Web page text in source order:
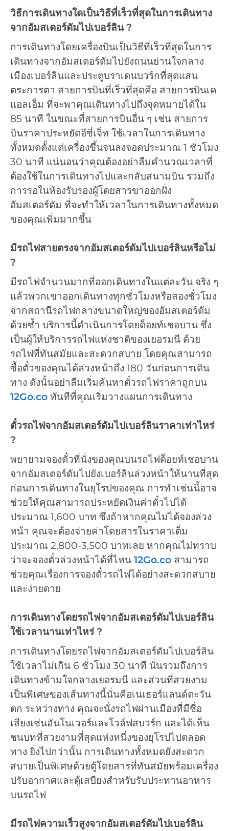
วิธีการเดินทางใดเป็นวิธีที่เร็วที่สุดในการเดินทาง
จากอัมสเตอร์ดัมไปเบอร์ลิน ?
การเดินทางโดยเครื่องบินเป็นวิธีที่เร็วที่สุดในการ
เดินทางจากอัมสเตอร์ดัมไปยังถนนย่านใจกลาง
เมืองเบอร์ลินและประตูบราเดนบวร์กที่สุดแสน
ตระการตา สายการบินที่เร็วที่สุดคือ สายการบินเค
แอลเอ็ม ที่จะพาคุณเดินทางไปถึงจุดหมายได้ใน
85 นาที ในขณะที่สายการบินอื่น ๆ เช่น สายการ
บินราคาประหยัดอีซี่เจ็ท ใช้เวลาในการเดินทาง
ทั้งหมดตั้งแต่เครื่องขึ้นจนลงจอดประมาณ 1 ชั่วโมง
30 นาที แน่นอนว่าคุณต้องอย่าลืมคำนวณเวลาที่
ต้องใช้ในการเดินทางไปและกลับสนามบิน รวมถึง
การรอในห้องรับรองผู้โดยสารขาออกฝั่ง
อัมสเตอร์ดัม ที่จะทำให้เวลาในการเดินทางทั้งหมด
ของคุณเพิ่มมากขึ้น
มีรถไฟสายตรงจากอัมสเตอร์ดัมไปเบอร์ลินหรือไม่
?
มีรถไฟจำนวนมากที่ออกเดินทางในแต่ละวัน จริง ๆ
แล้วพวกเขาออกเดินทางทุกชั่วโมงหรือสองชั่วโมง
จากสถานีรถไฟกลางขนาดใหญ่ของอัมสเตอร์ดัม
ด้วยซ้ำ บริการนี้ดำเนินการโดยด็อยท์เชอบาน ซึ่ง
เป็นผู้ให้บริการรถไฟแห่งชาติของเยอรมนี ด้วย
รถไฟที่ทันสมัยและสะดวกสบาย โดยคุณสามารถ
ซื้อตั๋วของคุณได้ล่วงหน้าถึง 180 วันก่อนการเดิน
ทาง ดังนั้นอย่าลืมเริ่มค้นหาตั๋วรถไฟราคาถูกบน
12Go.co ทันทีที่คุณเริ่มวางแผนการเดินทาง
ตั๋วรถไฟจากอัมสเตอร์ดัมไปเบอร์ลินราคาเท่าไหร่
?
พยายามจองตั๋วที่นั่งของคุณบนรถไฟด็อยท์เชอบาน
จากอัมสเตอร์ดัมไปยังเบอร์ลินล่วงหน้าให้นานที่สุด
ก่อนการเดินทางในยุโรปของคุณ การทำเช่นนี้อาจ
ช่วยให้คุณสามารถประหยัดเงินค่าตั๋วไปได้
ประมาณ 1,600 บาท ซึ่งถ้าหากคุณไม่ได้จองล่วง
หน้า คุณจะต้องจ่ายค่าโดยสารในราคาเต็ม
ประมาณ 2,800-3,500 บาทเลย หากคุณไม่ทราบ
ว่าจะจองตั๋วล่วงหน้าได้ที่ไหน 12Go.co สามารถ
ช่วยคุณเรื่องการจองตั๋วรถไฟได้อย่างสะดวกสบาย
และง่ายดาย
การเดินทางโดยรถไฟจากอัมสเตอร์ดัมไปเบอร์ลิน
ใช้เวลานานเท่าไหร่ ?
การเดินทางโดยรถไฟจากอัมสเตอร์ดัมไปเบอร์ลิน
ใช้เวลาไม่เกิน 6 ชั่วโมง 30 นาที นั่นรวมถึงการ
เดินทางข้ามใจกลางเยอรมนี และส่วนที่สวยงาม
เป็นพิเศษของเส้นทางนี้นั่นคือเนเธอร์แลนด์ตะวัน
ตก ระหว่างทาง คุณจะนั่งรถไฟผ่านเมืองที่มีชื่อ
เสียงเช่นฮันโนเวอร์และโวล์ฟสบวร์ก และได้เห็น
ชนบทที่สวยงามที่สุดแห่งหนึ่งของยุโรปไปตลอด
ทาง ยิ่งไปกว่านั้น การเดินทางทั้งหมดยังสะดวก
สบายเป็นพิเศษด้วยตู้โดยสารที่ทันสมัยพร้อมเครื่อง
ปรับอากาศและตู้เสบียงสำหรับรับประทานอาหาร
บนรถไฟ
มีรถไฟความเร็วสูงจากอัมสเตอร์ดัมไปเบอร์ลิน